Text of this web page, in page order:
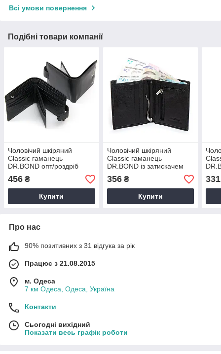
Всі умови повернення
Подібні товари компанії
Чоловічий шкіряний
Classic гаманець
DR.BOND опт/роздріб
456 ₴
Купити
Чоловічий шкіряний
Classic гаманець
DR.BOND із затискачем
для купюр (гуртом/
роздріб)
356₴
Купити
331
Про нас
90% позитивних з 31 відгука за рік
Працює з 21.08.2015
м. Одеса
7 км Одеса, Одеса, Україна
Контакти
Сьогодні вихідний
Показати весь графік роботи